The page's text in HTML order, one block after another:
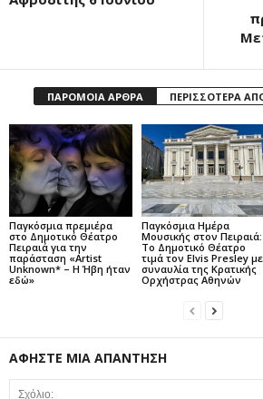
ΠΑΡΟΜΟΙΑ ΑΡΘΡΑ ΠΕΡΙΣΣΟΤΕΡΑ
Παγκόσμια πρεμιέρα
στο Δημοτικό Θέατρο
Πειραιά για την
παράσταση «Artist
Unknown* – Η Ήβη ήταν
εδώ»
Παγκόσμια Ημέρα
Μουσικής στον Πειραιά:
Το Δημοτικό Θέατρο
τιμά τον Elvis Presley με
συναυλία της Κρατικής
Ορχήστρας Αθηνών
ΑΦΗΣΤΕ ΜΙΑ ΑΠΑΝΤΗΣΗ